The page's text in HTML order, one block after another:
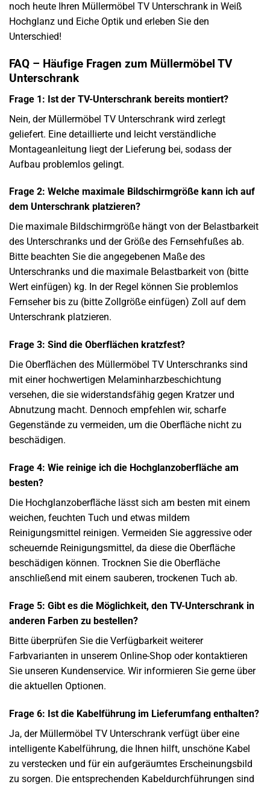
noch heute Ihren Müllermöbel TV Unterschrank in Weiß
Hochglanz und Eiche Optik und erleben Sie den
Unterschied!
FAQ – Häufige Fragen zum Müllermöbel TV
Unterschrank
Frage 1: Ist der TV-Unterschrank bereits montiert?
Nein, der Müllermöbel TV Unterschrank wird zerlegt
geliefert. Eine detaillierte und leicht verständliche
Montageanleitung liegt der Lieferung bei, sodass der
Aufbau problemlos gelingt.
Frage 2: Welche maximale Bildschirmgröße kann ich auf
dem Unterschrank platzieren?
Die maximale Bildschirmgröße hängt von der Belastbarkeit
des Unterschranks und der Größe des Fernsehfußes ab.
Bitte beachten Sie die angegebenen Maße des
Unterschranks und die maximale Belastbarkeit von (bitte
Wert einfügen) kg. In der Regel können Sie problemlos
Fernseher bis zu (bitte Zollgröße einfügen) Zoll auf dem
Unterschrank platzieren.
Frage 3: Sind die Oberflächen kratzfest?
Die Oberflächen des Müllermöbel TV Unterschranks sind
mit einer hochwertigen Melaminharzbeschichtung
versehen, die sie widerstandsfähig gegen Kratzer und
Abnutzung macht. Dennoch empfehlen wir, scharfe
Gegenstände zu vermeiden, um die Oberfläche nicht zu
beschädigen.
Frage 4: Wie reinige ich die Hochglanzoberfläche am
besten?
Die Hochglanzoberfläche lässt sich am besten mit einem
weichen, feuchten Tuch und etwas mildem
Reinigungsmittel reinigen. Vermeiden Sie aggressive oder
scheuernde Reinigungsmittel, da diese die Oberfläche
beschädigen können. Trocknen Sie die Oberfläche
anschließend mit einem sauberen, trockenen Tuch ab.
Frage 5: Gibt es die Möglichkeit, den TV-Unterschrank in
anderen Farben zu bestellen?
Bitte überprüfen Sie die Verfügbarkeit weiterer
Farbvarianten in unserem Online-Shop oder kontaktieren
Sie unseren Kundenservice. Wir informieren Sie gerne über
die aktuellen Optionen.
Frage 6: Ist die Kabelführung im Lieferumfang enthalten?
Ja, der Müllermöbel TV Unterschrank verfügt über eine
intelligente Kabelführung, die Ihnen hilft, unschöne Kabel
zu verstecken und für ein aufgeräumtes Erscheinungsbild
zu sorgen. Die entsprechenden Kabeldurchführungen sind